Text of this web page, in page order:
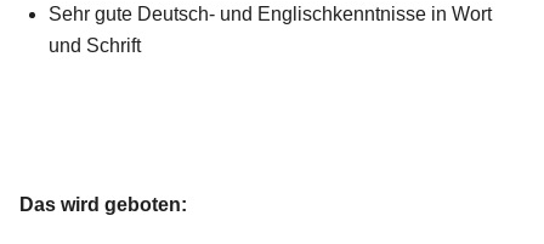
Sehr gute Deutsch- und Englischkenntnisse in Wort
und Schrift
Das wird geboten: